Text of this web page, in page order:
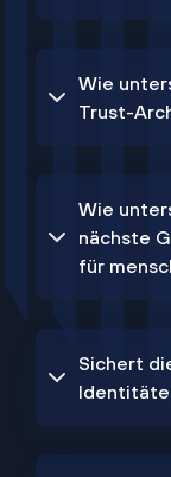
Wie
Trust-
Wie
nächste
für
Sichert